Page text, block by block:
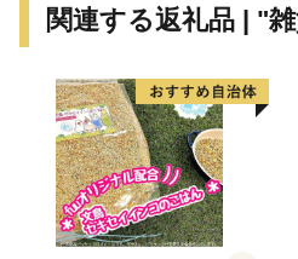
いります。
で、ご堪能いただきたいと存
関連する返礼品 | "